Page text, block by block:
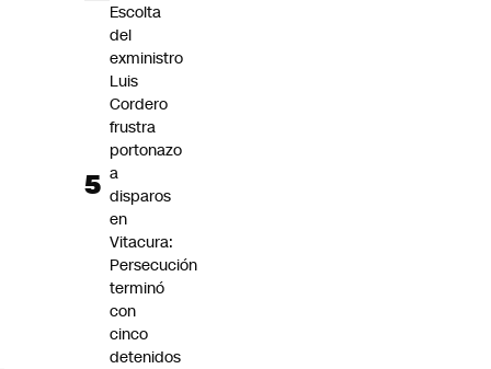
Escolta
del
exministro
Luis
Cordero
frustra
portonazo
a
disparos
en
Vitacura:
Persecución
terminó
con
cinco
detenidos